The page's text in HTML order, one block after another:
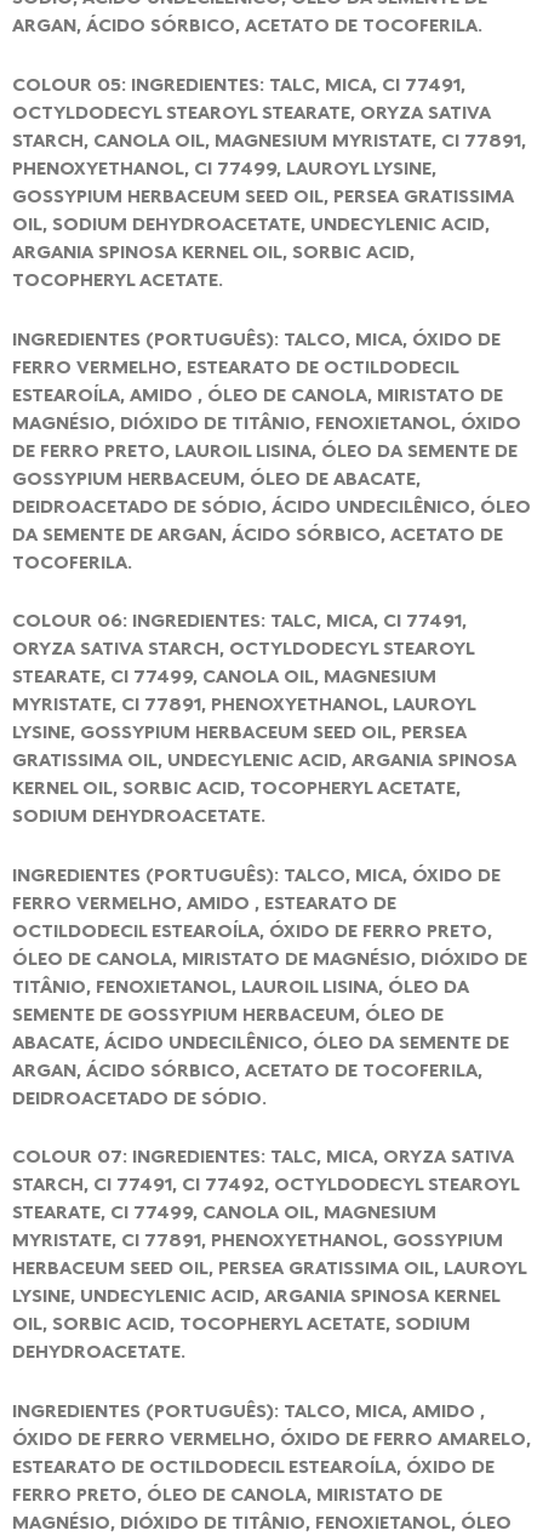
ARGAN, ÁCIDO SÓRBICO, ACETATO DE TOCOFERILA.
COLOUR 05: INGREDIENTES: TALC, MICA, CI 77491,
OCTYLDODECYL STEAROYL STEARATE, ORYZA SATIVA
STARCH, CANOLA OIL, MAGNESIUM MYRISTATE, CI 77891,
PHENOXYETHANOL, CI 77499, LAUROYL LYSINE,
GOSSYPIUM HERBACEUM SEED OIL, PERSEA GRATISSIMA
OIL, SODIUM DEHYDROACETATE, UNDECYLENIC ACID,
ARGANIA SPINOSA KERNEL OIL, SORBIC ACID,
TOCOPHERYL ACETATE.
INGREDIENTES (PORTUGUÊS): TALCO, MICA, ÓXIDO DE
FERRO VERMELHO, ESTEARATO DE OCTILDODECIL
ESTEAROÍLA, AMIDO , ÓLEO DE CANOLA, MIRISTATO DE
MAGNÉSIO, DIÓXIDO DE TITÂNIO, FENOXIETANOL, ÓXIDO
DE FERRO PRETO, LAUROIL LISINA, ÓLEO DA SEMENTE DE
GOSSYPIUM HERBACEUM, ÓLEO DE ABACATE,
DEIDROACETADO DE SÓDIO, ÁCIDO UNDECILÊNICO, ÓLEO
DA SEMENTE DE ARGAN, ÁCIDO SÓRBICO, ACETATO DE
TOCOFERILA.
COLOUR 06: INGREDIENTES: TALC, MICA, CI 77491,
ORYZA SATIVA STARCH, OCTYLDODECYL STEAROYL
STEARATE, CI 77499, CANOLA OIL, MAGNESIUM
MYRISTATE, CI 77891, PHENOXYETHANOL, LAUROYL
LYSINE, GOSSYPIUM HERBACEUM SEED OIL, PERSEA
GRATISSIMA OIL, UNDECYLENIC ACID, ARGANIA SPINOSA
KERNEL OIL, SORBIC ACID, TOCOPHERYL ACETATE,
SODIUM DEHYDROACETATE.
INGREDIENTES (PORTUGUÊS): TALCO, MICA, ÓXIDO DE
FERRO VERMELHO, AMIDO , ESTEARATO DE
OCTILDODECIL ESTEAROÍLA, ÓXIDO DE FERRO PRETO,
ÓLEO DE CANOLA, MIRISTATO DE MAGNÉSIO, DIÓXIDO DE
TITÂNIO, FENOXIETANOL, LAUROIL LISINA, ÓLEO DA
SEMENTE DE GOSSYPIUM HERBACEUM, ÓLEO DE
ABACATE, ÁCIDO UNDECILÊNICO, ÓLEO DA SEMENTE DE
ARGAN, ÁCIDO SÓRBICO, ACETATO DE TOCOFERILA,
DEIDROACETADO DE SÓDIO.
COLOUR 07: INGREDIENTES: TALC, MICA, ORYZA SATIVA
STARCH, CI 77491, CI 77492, OCTYLDODECYL STEAROYL
STEARATE, CI 77499, CANOLA OIL, MAGNESIUM
MYRISTATE, CI 77891, PHENOXYETHANOL, GOSSYPIUM
HERBACEUM SEED OIL, PERSEA GRATISSIMA OIL, LAUROYL
LYSINE, UNDECYLENIC ACID, ARGANIA SPINOSA KERNEL
OIL, SORBIC ACID, TOCOPHERYL ACETATE, SODIUM
DEHYDROACETATE.
INGREDIENTES (PORTUGUÊS): TALCO, MICA, AMIDO ,
ÓXIDO DE FERRO VERMELHO, ÓXIDO DE FERRO AMARELO,
ESTEARATO DE OCTILDODECIL ESTEAROÍLA, ÓXIDO DE
FERRO PRETO, ÓLEO DE CANOLA, MIRISTATO DE
MAGNÉSIO, DIÓXIDO DE TITÂNIO, FENOXIETANOL, ÓLEO